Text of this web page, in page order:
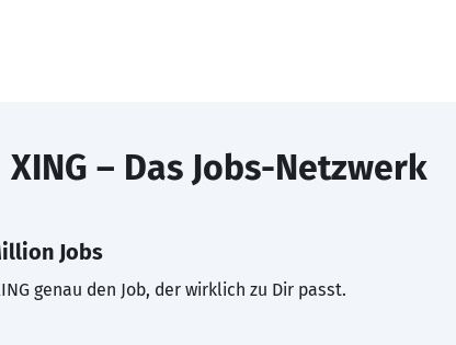
XING – Das Jobs-Netzwerk
Jobs
genau den Job, der wirklich zu Dir passt.